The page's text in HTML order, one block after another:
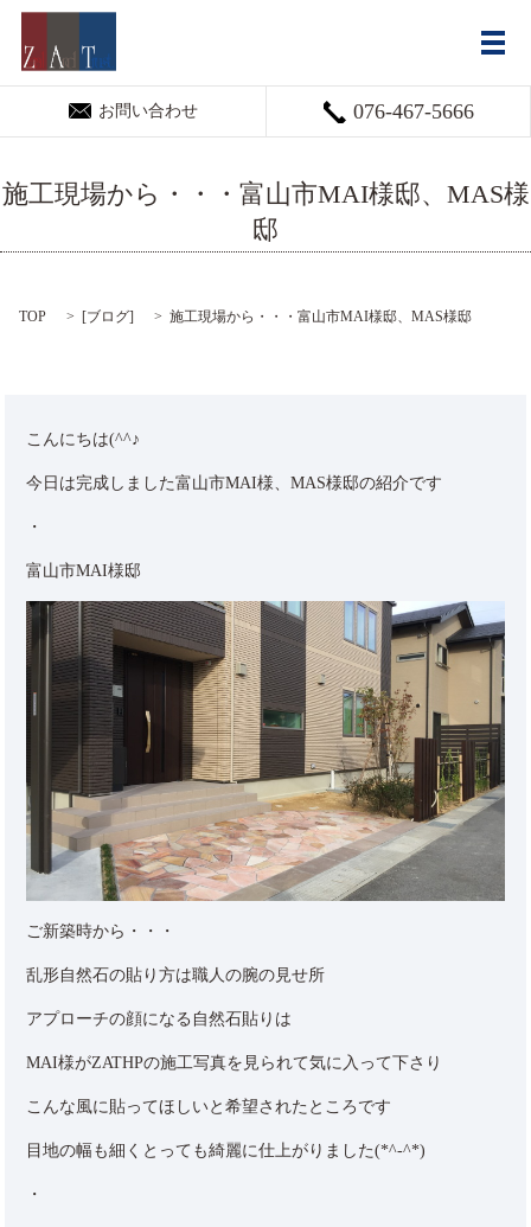
お問い合わせ 076-467-5666
メ
施工現場から・・・富山市MAI様邸、MAS様
邸
TOP [ブログ] 施工現場から・・・富山市MAI様邸、MAS様邸
こんにちは(^^♪
今日は完成しました富山市MAI様、MAS様邸の紹介です
・
富山市MAI様邸
ご新築時から・・・
乱形自然石の貼り方は職人の腕の見せ所
アプローチの顔になる自然石貼りは
MAI様がZATHPの施工写真を見られて気に入って下さり
こんな風に貼ってほしいと希望されたところです
目地の幅も細くとっても綺麗に仕上がりました(*^-^*)
・